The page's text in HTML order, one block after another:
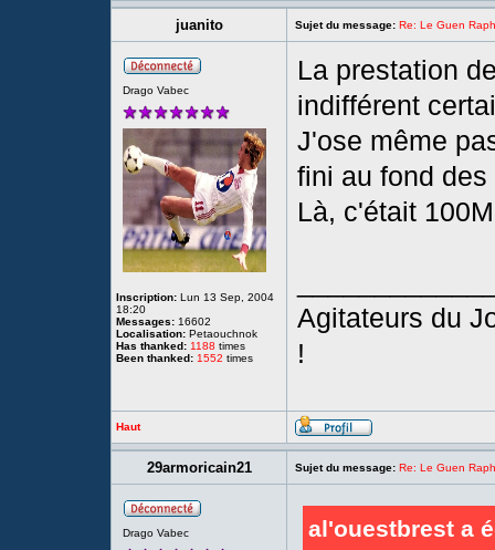
juanito Sujet du message: Re: Le Guen
Drago Vabec
Inscription: Lun 13 Sep, 2004
18:20
Messages: 16602
Localisation: Petaouchnok
Has thanked: 1188 times
Been thanked: 1552 times
La prestation
indifférent
J'ose même
fini au fond des
Là, c'était
Agitateurs du
!
Haut
29armoricain21 Sujet du message: Re: Le Guen
Drago Vabec al'ouestbrest a